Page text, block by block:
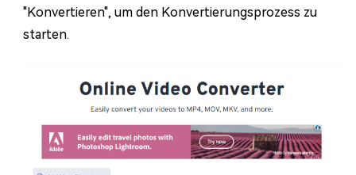
"Konvertieren", um den Konvertierungsprozess zu
starten.